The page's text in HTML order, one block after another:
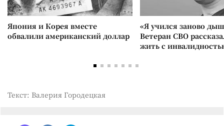
Япония и Корея вместе
обвалили американский доллар
«Я учился заново
Ветеран СВО
жить с
Текст: Валерия Городецкая